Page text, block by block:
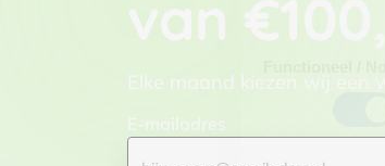
van
Elke maand kiezen wij een
E-mailadres